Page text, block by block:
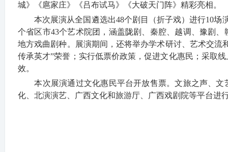
城》《扈家庄》《吕布试马》《大破天门阵》精彩亮相。
本次展演从全国遴选出48个剧目（折子戏）进行10场
个省区市43个艺术院团，涵盖陇剧、秦腔、越调、豫剧
地方戏曲剧种。展演期间，还将举办学术研讨、艺术交流
传承英才”荣誉；实行低票价政策，促进文化惠民；采取
效。
本次展演通过文化惠民平台开放售票。文旅之声、文
化、北演演艺、广西文化和旅游厅、广西戏剧院等平台进